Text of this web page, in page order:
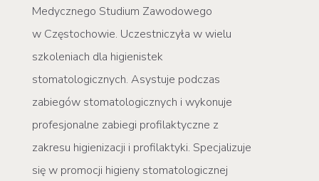
Medycznego Studium Zawodowego
w Częstochowie. Uczestniczyła w wielu
szkoleniach dla higienistek
stomatologicznych. Asystuje podczas
zabiegów stomatologicznych i wykonuje
profesjonalne zabiegi profilaktyczne z
zakresu higienizacji i profilaktyki. Specjalizuje
się w promocji higieny stomatologicznej